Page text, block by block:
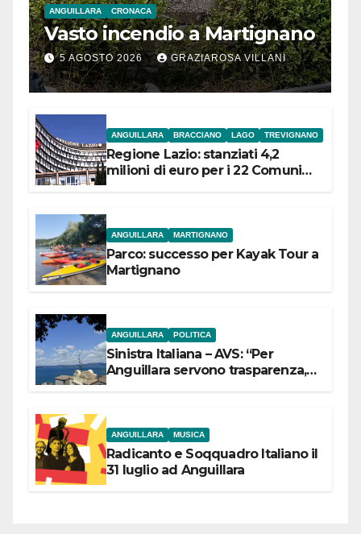
ANGUILLARA CRONACA
Vasto incendio a Martignano
5 AGOSTO 2026 GRAZIAROSA VILLANI
ANGUILLARA BRACCIANO LAGO TREVIGNANO
Regione Lazio: stanziati 4,2
milioni di euro per i 22 Comuni
ANGUILLARA MARTIGNANO
Parco: successo per Kayak Tour a
Martignano
ANGUILLARA POLITICA
Sinistra Italiana – AVS: “Per
Anguillara servono trasparenza,
ANGUILLARA MUSICA
Radicanto e Soqquadro Italiano il
31 luglio ad Anguillara